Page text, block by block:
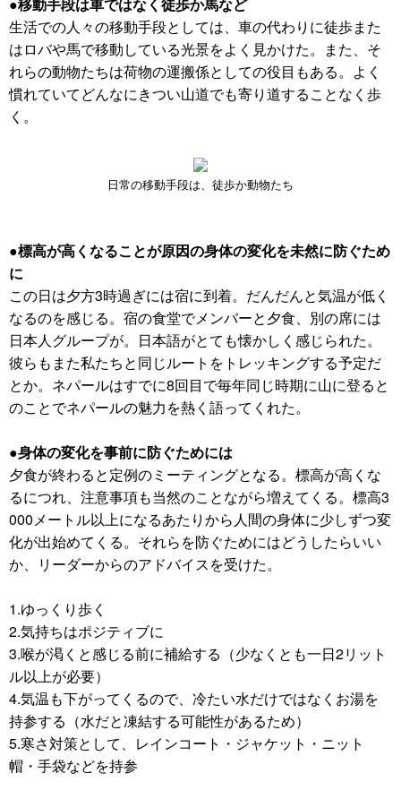
生活での人々の移動手段としては、車の代わりに徒歩また
はロバや馬で移動している光景をよく見かけた。また、そ
れらの動物たちは荷物の運搬係としての役目もある。よく
慣れていてどんなにきつい山道でも寄り道することなく歩
く。
日常の移動手段は、徒歩か動物たち
●標高が高くなることが原因の身体の変化を未然に防ぐため
に
この日は夕方3時過ぎには宿に到着。だんだんと気温が低く
なるのを感じる。宿の食堂でメンバーと夕食、別の席には
日本人グループが。日本語がとても懐かしく感じられた。
彼らもまた私たちと同じルートをトレッキングする予定だ
とか。ネパールはすでに8回目で毎年同じ時期に山に登ると
のことでネパールの魅力を熱く語ってくれた。
●身体の変化を事前に防ぐためには
夕食が終わると定例のミーティングとなる。標高が高くな
るにつれ、注意事項も当然のことながら増えてくる。標高3
000メートル以上になるあたりから人間の身体に少しずつ変
化が出始めてくる。それらを防ぐためにはどうしたらいい
か、リーダーからのアドバイスを受けた。
1.ゆっくり歩く
2.気持ちはポジティブに
3.喉が渇くと感じる前に補給する（少なくとも一日2リット
ル以上が必要）
4.気温も下がってくるので、冷たい水だけではなくお湯を
持参する（水だと凍結する可能性があるため）
5.寒さ対策として、レインコート・ジャケット・ニット
帽・手袋などを持参